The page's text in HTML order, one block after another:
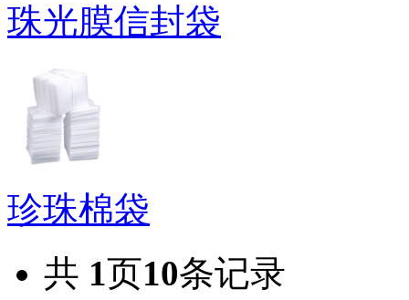
珠光膜信封袋
珍珠棉袋
共 1页10条记录